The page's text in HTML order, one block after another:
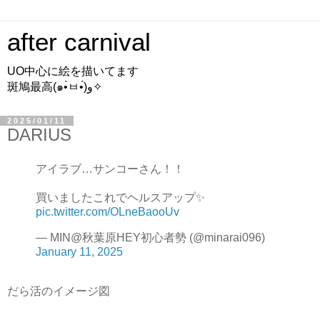
after carnival
UO中心に絵を描いてます
斑鳩最高(๑•̀ㅂ•́)و✧
2025/01/11
DARIUS
アイラブ…サンコーさん！！
買いましたこれでヘルスアップ✨
pic.twitter.com/OLneBaooUv
— MIN@秋葉原HEY初心者勢 (@minarai096)
January 11, 2025
だら活のイメージ図